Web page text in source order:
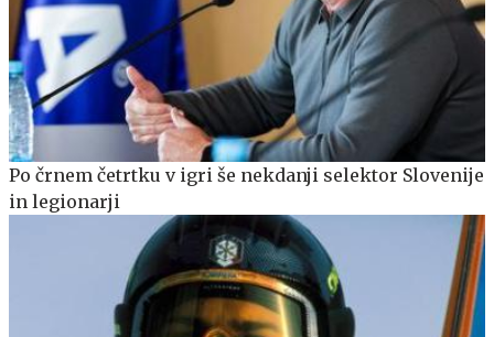
Po črnem četrtku v igri še nekdanji selektor Slovenije
in legionarji